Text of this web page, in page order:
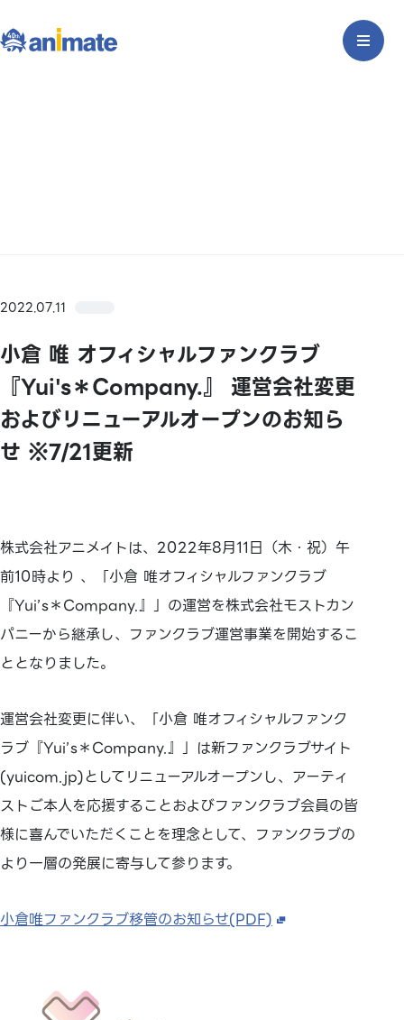
2022.07.11
小倉 唯 オフィシャルファンクラブ
『Yui's＊Company.』 運営会社変更
およびリニューアルオープンのお知ら
せ ※7/21更新
株式会社アニメイトは、2022年8月11日（木・祝）午
前10時より 、「小倉 唯オフィシャルファンクラブ
『Yui’s＊Company.』」の運営を株式会社モストカン
パニーから継承し、ファンクラブ運営事業を開始するこ
ととなりました。
運営会社変更に伴い、「小倉 唯オフィシャルファンク
ラブ『Yui’s＊Company.』」は新ファンクラブサイト
(yuicom.jp)としてリニューアルオープンし、アーティ
ストご本人を応援することおよびファンクラブ会員の皆
様に喜んでいただくことを理念として、ファンクラブの
より一層の発展に寄与して参ります。
小倉唯ファンクラブ移管のお知らせ(PDF)